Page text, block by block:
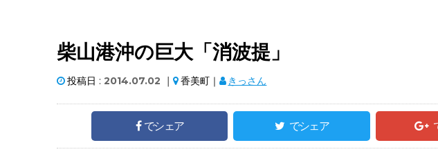
柴山港沖の巨大「消波提」
投稿日 : 2014.07.02 ｜ 香美町｜ きっさん
でシェア でシェア